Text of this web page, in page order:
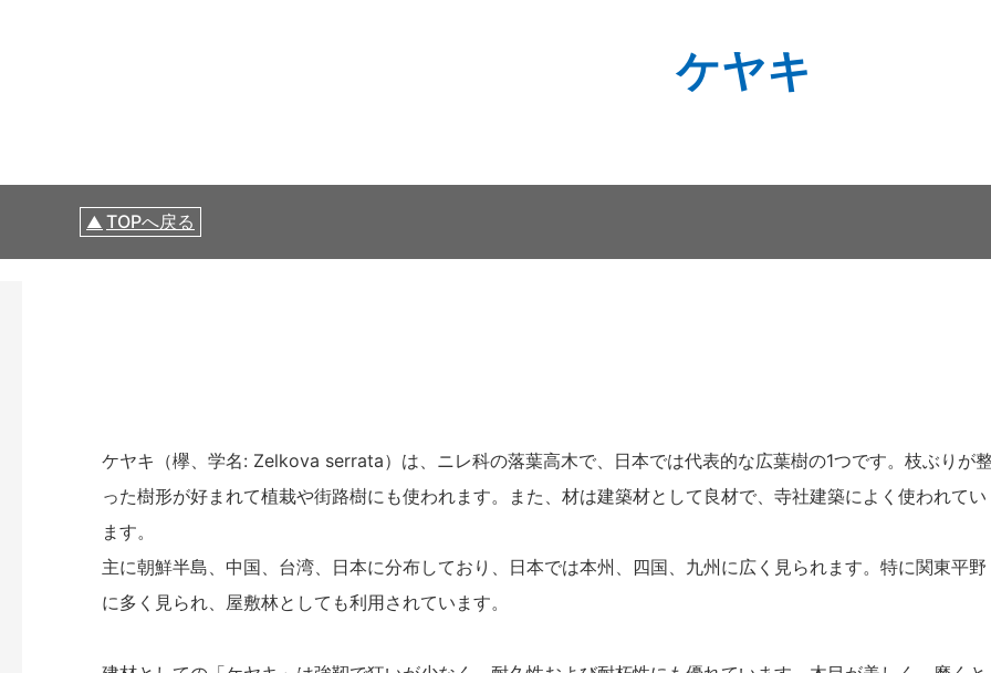
ケヤキ
TOPへ戻る
ケヤキ（欅、学名: Zelkova serrata）は、ニレ科の落葉高木で、日本では代表的な広葉樹の1つです。枝ぶりが
った樹形が好まれて植栽や街路樹にも使われます。また、材は建築材として良材で、寺社建築によく使われてい
ます。
主に朝鮮半島、中国、台湾、日本に分布しており、日本では本州、四国、九州に広く見られます。特に関東平野
に多く見られ、屋敷林としても利用されています。